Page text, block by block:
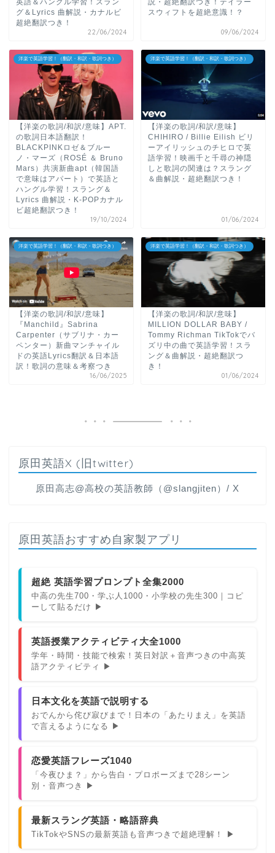
英語＆ハングル学習！スラン
グ＆Lyrics 曲解説・カナルビ
超絶翻訳つき！
22/06/2024
説・超絶翻訳つき！テイラー
スウィフトを超絶意識！？
09/06/2024
洋楽で英語学習！（翻訳・和訳・歌詞つき）
【洋楽の歌詞/和訳/意味】APT.
の歌詞日本語翻訳！
BLACKPINKロゼ＆ブルー
ノ・マーズ（ROSÉ ＆ Bruno
Mars）共演新曲apt（韓国語
で意味はアパート）で英語と
ハングル学習！スラング＆
Lyrics 曲解説・K-POPカナル
ビ超絶翻訳つき！
19/10/2024
洋楽で英語学習！（翻訳・和訳・歌詞つき）
【洋楽の歌詞/和訳/意味】
CHIHIRO / Billie Eilish ビリ
ーアイリッシュのチヒロで英
語学習！映画千と千尋の神隠
しと歌詞の関連は？スラング
＆曲解説・超絶翻訳つき！
01/06/2024
洋楽で英語学習！（翻訳・和訳・歌詞つき）
【洋楽の歌詞/和訳/意味】
『Manchild』Sabrina
Carpenter（サブリナ・カー
ペンター）新曲マンチャイル
ドの英語Lyrics翻訳＆日本語
訳！歌詞の意味＆考察つき
16/06/2025
洋楽で英語学習！（翻訳・和訳・歌詞つき）
【洋楽の歌詞/和訳/意味】
MILLION DOLLAR BABY /
Tommy Richman TikTokでバ
ズリ中の曲で英語学習！スラ
ング＆曲解説・超絶翻訳つ
き！
01/06/2024
原田英語X (旧twitter)
原田高志@高校の英語教師（@slangjiten）/ X
原田英語おすすめ自家製アプリ
超絶 英語学習プロンプト全集2000
中高の先生700・学ぶ人1000・小学校の先生300｜コピ
ーして貼るだけ ▶
英語授業アクティビティ大全1000
学年・時間・技能で検索！英日対訳＋音声つきの中高英
語アクティビティ ▶
日本文化を英語で説明する
おでんから侘び寂びまで！日本の「あたりまえ」を英語
で言えるようになる ▶
恋愛英語フレーズ1040
「今夜ひま？」から告白・プロポーズまで28シーン
別・音声つき ▶
最新スラング英語・略語辞典
TikTokやSNSの最新英語も音声つきで超絶理解！ ▶